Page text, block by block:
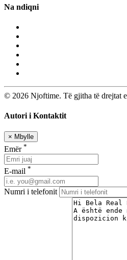
Na ndiqni
© 2026 Njoftime. Të gjitha të drejtat
Autori i Kontaktit
× Mbylle
Emër *
E-mail *
Numri i telefonit